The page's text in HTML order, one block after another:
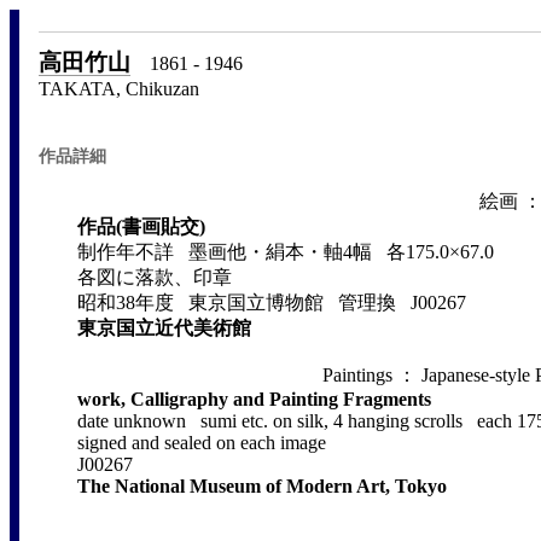
高田竹山 1861 - 1946
TAKATA, Chikuzan
作品詳細
絵画
作品(書画貼交)
制作年不詳 墨画他・絹本・軸4幅 各175.0×67.0
各図に落款、印章
昭和38年度 東京国立博物館 管理換 J00267
東京国立近代美術館
Paintings ： Japanese-style
work, Calligraphy and Painting Fragments
date unknown sumi etc. on silk, 4 hanging scrolls each
signed and sealed on each image
J00267
The National Museum of Modern Art, Tokyo